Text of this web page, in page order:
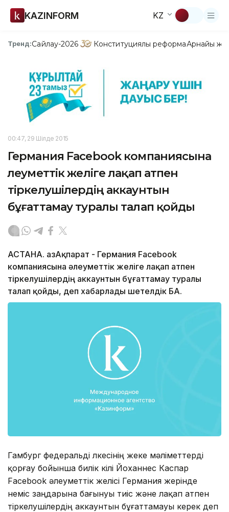
KAZINFORM KZ
Тренд:Сайлау-2026 Конституциялық реформаАрнайы
00:47, 29 Шілде 2015
Германия Facebook компаниясына
әлеуметтік желіге лақап атпен
тіркелушілердің аккаунтын
бұғаттамау туралы талап қойды
АСТАНА. ҚазАқпарат - Германия Facebook
компаниясына әлеуметтік желіге лақап атпен
тіркелушілердің аккаунтын бұғаттамау туралы
талап қойды, деп хабарлады шетелдік БАҚ.
Гамбург федеральді өлкесінің жеке мәліметтерді
қорғау бойынша билік өкілі Йоханнес Каспар
Facebook әлеуметтік желісі Германия жерінде
неміс заңдарына бағынуы тиіс және лақап атпен
тіркелушілердің аккаунтын бұғаттамауы керек деп